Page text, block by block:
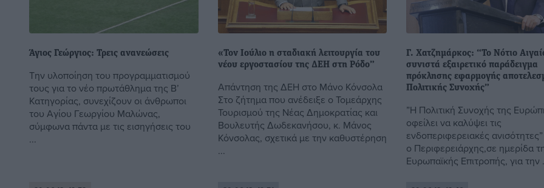
Άγιος Γεώργιος: Τρεις ανανεώσεις
Την υλοποίηση του προγραμματισμού
τους για το νέο πρωτάθλημα της Β’
Κατηγορίας, συνεχίζουν οι άνθρωποι
του Αγίου Γεωργίου Μαλώνας,
σύμφωνα πάντα με τις εισηγήσεις του
...
«Τον Ιούλιο η σταδιακή λειτουργία του
νέου εργοστασίου της ΔΕΗ στη Ρόδο”
Απάντηση της ΔΕΗ στο Μάνο Κόνσολα
Στο ζήτημα που ανέδειξε ο Τομεάρχης
Τουρισμού της Νέας Δημοκρατίας και
Βουλευτής Δωδεκανήσου, κ. Μάνος
Κόνσολας, σχετικά με την καθυστέρηση
...
Γ. Χατζημάρκος: “Το Νότιο
συνιστά εξαιρετικό παράδειγμα
πρόκλησης εφαρμογής
Πολιτικής Συνοχής”
”Η Πολιτική Συνοχής της
οφείλει να καλύψει τις
ενδοπεριφερειακές
ο Περιφερειάρχης,σε ημερίδα
Ευρωπαϊκής Επιτροπής, για την